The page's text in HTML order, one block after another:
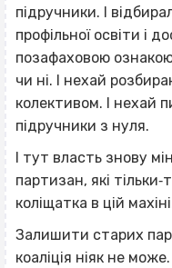
підручники. І
профільної освіти і
позафаховою
чи ні. І нехай
колективом. І нехай
підручники з нуля.
І тут власть знову
партизан, які
коліщатка в цій
Залишити старих
коаліція ніяк не